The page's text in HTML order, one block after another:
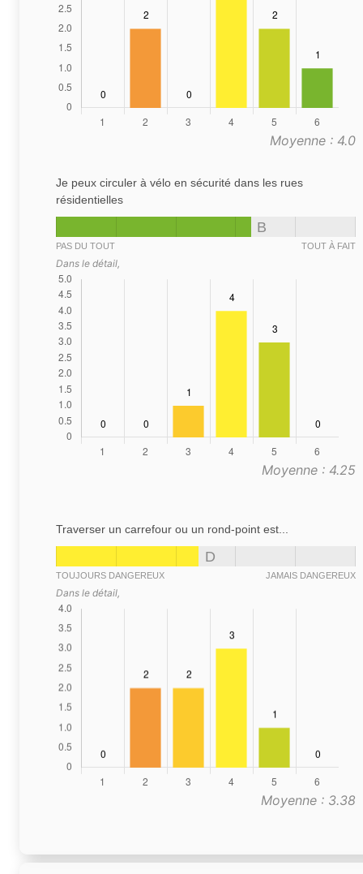
Moyenne : 4.0
Je peux circuler à vélo en sécurité dans les rues
résidentielles
B
PAS DU TOUT TOUT À FAIT
Dans le détail,
Moyenne : 4.25
Traverser un carrefour ou un rond-point est...
D
TOUJOURS DANGEREUX JAMAIS DANGEREUX
Dans le détail,
Moyenne : 3.38